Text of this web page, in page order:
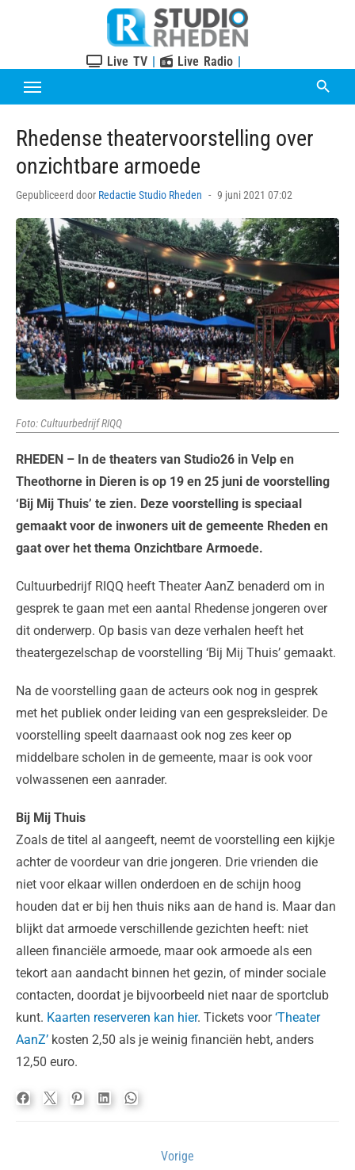
Live TV | Live Radio |
Rhedense theatervoorstelling over
onzichtbare armoede
Gepubliceerd door Redactie Studio Rheden
Posted
9 juni 2021 07:02
Foto: Cultuurbedrijf RIQQ
RHEDEN – In de theaters van Studio26 in Velp en
Theothorne in Dieren is op 19 en 25 juni de voorstelling
‘Bij Mij Thuis’ te zien. Deze voorstelling is speciaal
gemaakt voor de inwoners uit de gemeente Rheden en
gaat over het thema Onzichtbare Armoede.
Cultuurbedrijf RIQQ heeft Theater AanZ benaderd om in
gesprek te gaan met een aantal Rhedense jongeren over
dit onderwerp. Op basis van deze verhalen heeft het
theatergezelschap de voorstelling ‘Bij Mij Thuis’ gemaakt.
Na de voorstelling gaan de acteurs ook nog in gesprek
met het publiek onder leiding van een gespreksleider. De
voorstelling speelt daarnaast ook nog zes keer op
middelbare scholen in de gemeente, maar is ook voor
volwassenen een aanrader.
Bij Mij Thuis
Zoals de titel al aangeeft, neemt de voorstelling een kijkje
achter de voordeur van drie jongeren. Drie vrienden die
niet voor elkaar willen onderdoen en de schijn hoog
houden dat er bij hen thuis niks aan de hand is. Maar dan
blijkt dat armoede verschillende gezichten heeft: niet
alleen financiële armoede, maar ook armoede als een
tekort aan aandacht binnen het gezin, of minder sociale
contacten, doordat je bijvoorbeeld niet naar de sportclub
kunt. Kaarten reserveren kan hier. Tickets voor‘Theater
AanZ’ kosten 2,50 als je weinig financiën hebt, anders
12,50 euro.
Vorige